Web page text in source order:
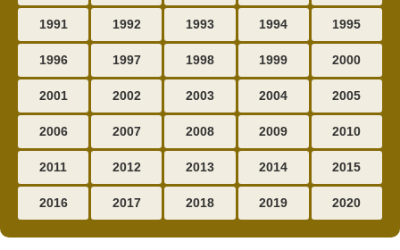
1991 1992 1993 1994 1995
1996 1997 1998 1999 2000
2001 2002 2003 2004 2005
2006 2007 2008 2009 2010
2011 2012 2013 2014 2015
2016 2017 2018 2019 2020